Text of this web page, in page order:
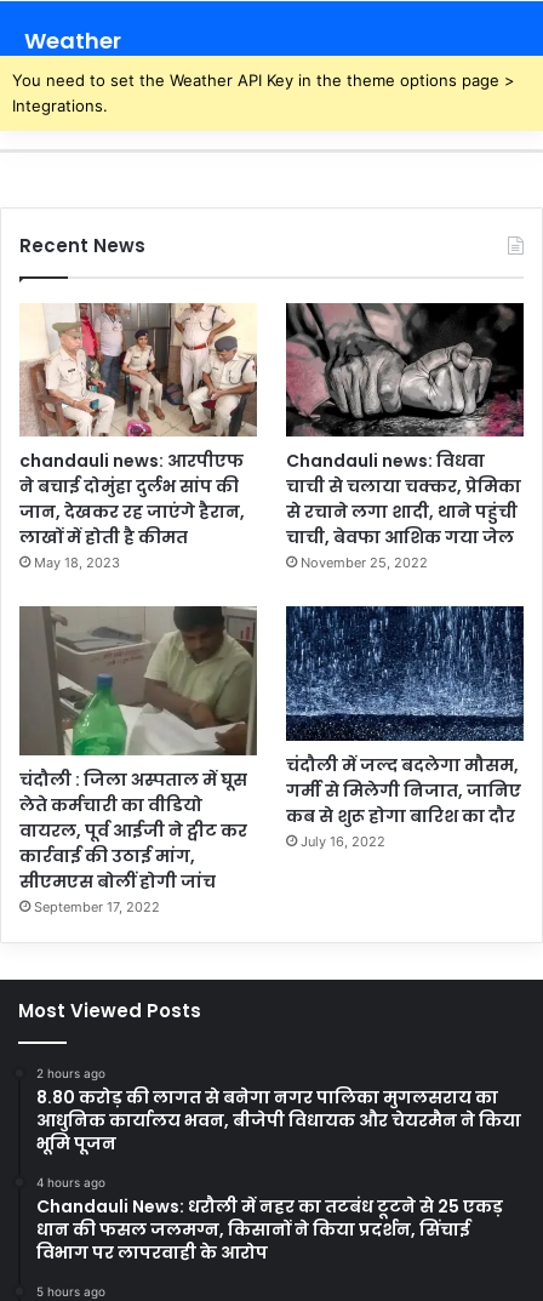
Weather
You need to set the Weather API Key in the theme options page >
Integrations.
Recent News
chandauli news: आरपीएफ
ने बचाई दोमुंहा दुर्लभ सांप की
जान, देखकर रह जाएंगे हैरान,
लाखों में होती है कीमत
May 18, 2023
Chandauli news: विधवा
चाची से चलाया चक्कर, प्रेमिका
से रचाने लगा शादी, थाने पहुंची
चाची, बेवफा आशिक गया जेल
November 25, 2022
चंदौली : जिला अस्पताल में घूस
लेते कर्मचारी का वीडियो
वायरल, पूर्व आईजी ने ट्वीट कर
कार्रवाई की उठाई मांग,
सीएमएस बोलीं होगी जांच
September 17, 2022
चंदौली में जल्द बदलेगा मौसम,
गर्मी से मिलेगी निजात, जानिए
कब से शुरू होगा बारिश का दौर
July 16, 2022
Most Viewed Posts
2 hours ago
8.80 करोड़ की लागत से बनेगा नगर पालिका मुगलसराय का
आधुनिक कार्यालय भवन, बीजेपी विधायक और चेयरमैन ने किया
भूमि पूजन
4 hours ago
Chandauli News: धरौली में नहर का तटबंध टूटने से 25 एकड़
धान की फसल जलमग्न, किसानों ने किया प्रदर्शन, सिंचाई
विभाग पर लापरवाही के आरोप
5 hours ago